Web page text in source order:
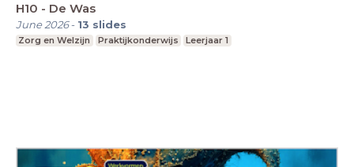
H10 - De Was
June 2026- 13 slides
Zorg en Welzijn Praktijkonderwijs Leerjaar 1